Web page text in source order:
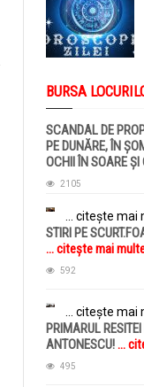
BURSA
SCANDAL DE
PE DUNĂRE, ÎN
OCHII ÎN SOARE
citește mai multe
2105
... citește mai
STIRI PE
... citește mai
592
... citește mai
PRIMARUL
ANTONESCU!...
495